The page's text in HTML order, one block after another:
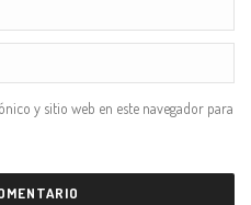
y sitio web en este navegador para